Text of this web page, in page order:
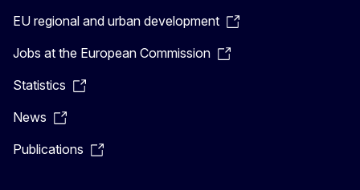
EU regional and urban development
Jobs at the European Commission
Statistics
News
Publications